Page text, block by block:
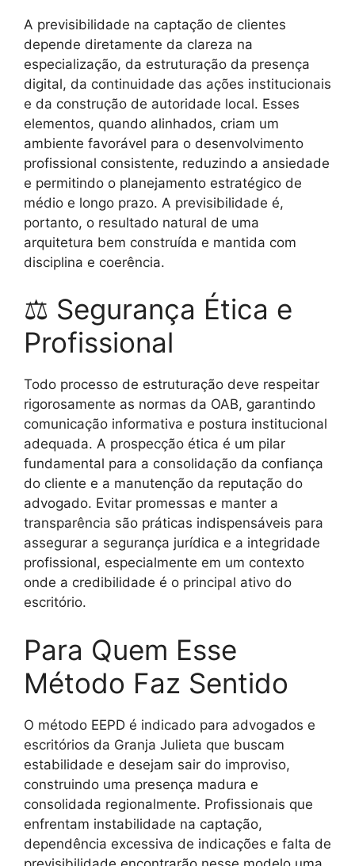
A previsibilidade na captação de clientes
depende diretamente da clareza na
especialização, da estruturação da presença
digital, da continuidade das ações institucionais
e da construção de autoridade local. Esses
elementos, quando alinhados, criam um
ambiente favorável para o desenvolvimento
profissional consistente, reduzindo a ansiedade
e permitindo o planejamento estratégico de
médio e longo prazo. A previsibilidade é,
portanto, o resultado natural de uma
arquitetura bem construída e mantida com
disciplina e coerência.
⚖ Segurança Ética e
Profissional
Todo processo de estruturação deve respeitar
rigorosamente as normas da OAB, garantindo
comunicação informativa e postura institucional
adequada. A prospecção ética é um pilar
fundamental para a consolidação da confiança
do cliente e a manutenção da reputação do
advogado. Evitar promessas e manter a
transparência são práticas indispensáveis para
assegurar a segurança jurídica e a integridade
profissional, especialmente em um contexto
onde a credibilidade é o principal ativo do
escritório.
Para Quem Esse
Método Faz Sentido
O método EEPD é indicado para advogados e
escritórios da Granja Julieta que buscam
estabilidade e desejam sair do improviso,
construindo uma presença madura e
consolidada regionalmente. Profissionais que
enfrentam instabilidade na captação,
dependência excessiva de indicações e falta de